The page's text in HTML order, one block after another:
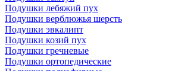
Подушки лебяжий пух
Подушки верблюжья шерсть
Подушки эвкалипт
Подушки козий пух
Подушки гречневые
Подушки ортопедические